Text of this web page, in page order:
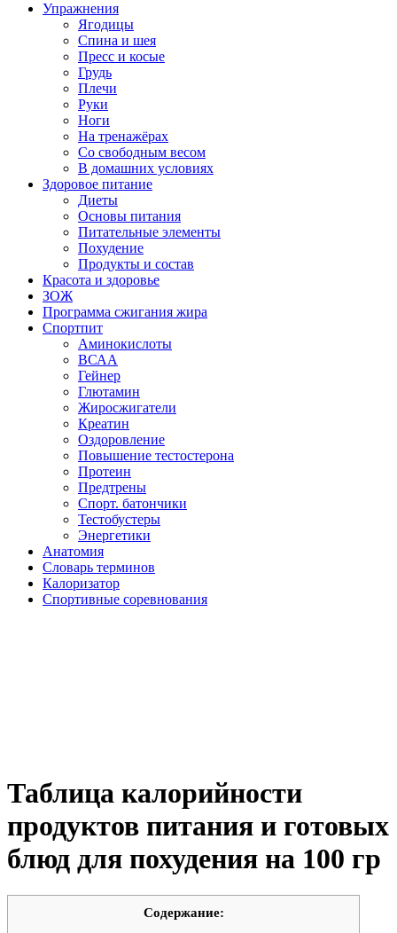
Упражнения
Ягодицы
Спина и шея
Пресс и косые
Грудь
Плечи
Руки
Ноги
На тренажёрах
Со свободным весом
В домашних условиях
Здоровое питание
Диеты
Основы питания
Питательные элементы
Похудение
Продукты и состав
Красота и здоровье
ЗОЖ
Программа сжигания жира
Спортпит
Аминокислоты
ВСАА
Гейнер
Глютамин
Жиросжигатели
Креатин
Оздоровление
Повышение тестостерона
Протеин
Предтрены
Спорт. батончики
Тестобустеры
Энергетики
Анатомия
Словарь терминов
Калоризатор
Спортивные соревнования
Таблица калорийности
продуктов питания и готовых
блюд для похудения на 100 гр
Cодержание: